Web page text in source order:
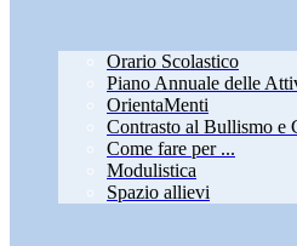
Orario Scolastico
Piano Annuale delle
OrientaMenti
Contrasto al Bullismo e
Come fare per ...
Modulistica
Spazio allievi